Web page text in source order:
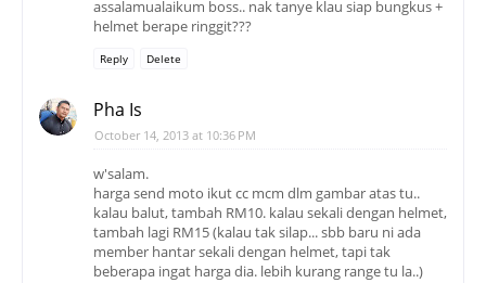
assalamualaikum boss.. nak tanye klau siap bungkus +
helmet berape ringgit???
Reply Delete
Pha Is
October 14, 2013 at 10:36 PM
w'salam.
harga send moto ikut cc mcm dlm gambar atas tu..
kalau balut, tambah RM10. kalau sekali dengan helmet,
tambah lagi RM15 (kalau tak silap... sbb baru ni ada
member hantar sekali dengan helmet, tapi tak
beberapa ingat harga dia. lebih kurang range tu la..)